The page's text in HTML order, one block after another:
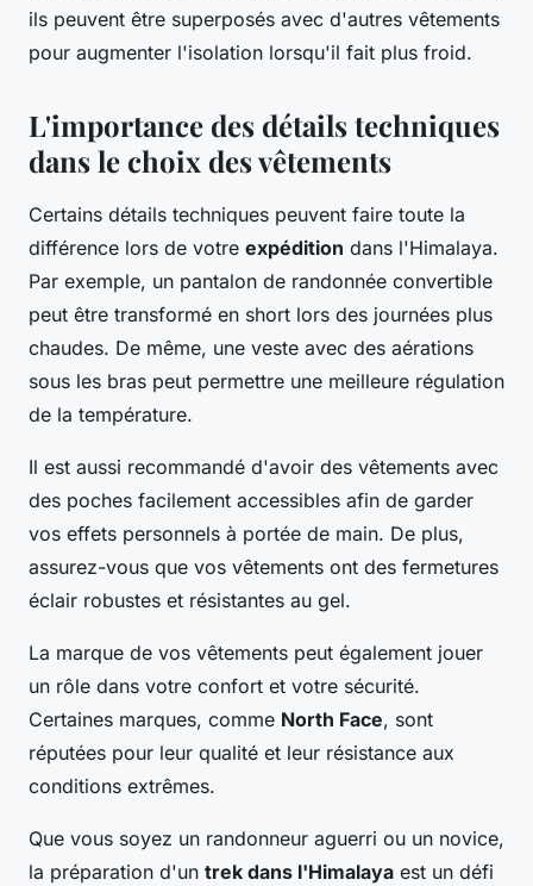
ils peuvent être superposés avec d'autres vêtements
pour augmenter l'isolation lorsqu'il fait plus froid.
L'importance des détails techniques
dans le choix des vêtements
Certains détails techniques peuvent faire toute la
différence lors de votre expédition dans l'Himalaya.
Par exemple, un pantalon de randonnée convertible
peut être transformé en short lors des journées plus
chaudes. De même, une veste avec des aérations
sous les bras peut permettre une meilleure régulation
de la température.
Il est aussi recommandé d'avoir des vêtements avec
des poches facilement accessibles afin de garder
vos effets personnels à portée de main. De plus,
assurez-vous que vos vêtements ont des fermetures
éclair robustes et résistantes au gel.
La marque de vos vêtements peut également jouer
un rôle dans votre confort et votre sécurité.
Certaines marques, comme North Face, sont
réputées pour leur qualité et leur résistance aux
conditions extrêmes.
Que vous soyez un randonneur aguerri ou un novice,
la préparation d'un trek dans l'Himalaya est un défi